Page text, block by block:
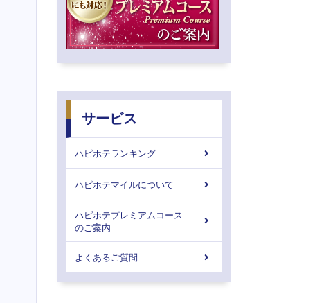
サービス
ハピホテランキング
ハピホテマイルについて
ハピホテプレミアムコース
のご案内
よくあるご質問